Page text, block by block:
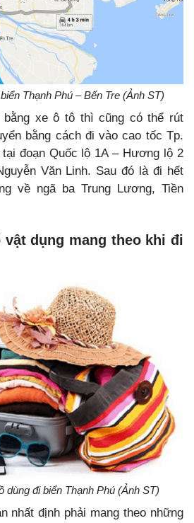
Thạnh Phú – Bến Tre (Ảnh ST)
bằng xe ô tô thì cũng có thể rút
bằng cách đi vào cao tốc Tp.
đoạn Quốc lộ 1A – Hương lộ 2
Văn Linh. Sau đó là đi hết
về ngã ba Trung Lương, Tiền
vật dụng mang theo khi đi
dùng đi biển Thạnh Phú (Ảnh ST)
nhất định phải mang theo những